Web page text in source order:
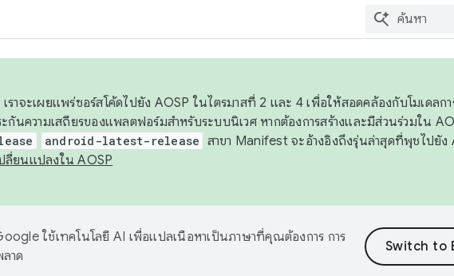
าจะเผยแพร่ซอร์สโค้ดไปยัง AOSP ในไตรมาสที่ 2 และ 4 เพื่อให้สอดคล้องกับโมเดล
นความเสถียรของแพลตฟอร์มสำหรับระบบนิเวศ หากต้องการสร้างและมีส่วนร่วมใน
android-latest-release สาขา Manifest จะอ้างอิงถึงรุ่นล่าสุดที่พุชไปยัง
ปลี่ยนแปลงใน AOSP
ใช้เทคโนโลยี AI เพื่อแปลเนื้อหาเป็นภาษาที่คุณต้องการ การ
าด